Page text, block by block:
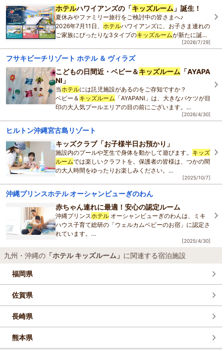
ホテルハワイアンズの「キッズルーム 」誕生！
夏休みやファミリー旅行をご検討中の皆さまへ♪
2026年7月11日、 ホテルハワイアンズに、お子さま連れの
ご家族にぴったりな3タイプのキッズルームが新たに誕生
ハワイをテーマにした遊び心あふれる空間
[2026/7/29]
フサキビーチリゾート ホテル ＆ ヴィラズ
こどもの日間近・ベビー＆キッズルーム 「AYAPA
NI」
当ホテルには託児施設があるのをご存知ですか？
ベビー＆ キッズルーム 「AYAPANI」は、大きなバケツが目
印の大人気プールエリアの目の前にございます。
最長
[2026/4/30]
ヒルトン沖縄宮古島リゾート
キッズクラブ「お子様半日お預かり」
施設内のプールや芝生で身体を動かして遊びます。 キッズ
ルームでは楽しいクラフトを。保護者の皆様は、つかの間
の大人時間をゆったりお楽しみください。
公式ホームページをご確認くださ
[2025/10/7]
沖縄プリンスホテル オーシャンビューぎのわん
赤ちゃん連れに最適！安心の認定ルーム
沖縄プリンス ホテル オーシャンビューぎのわんは、ミキ
ハウス子育て総研の「ウェルカムベビーのお宿」に認定さ
れています。
赤ちゃんや小さなお子さま連れのご家族が安心して滞在で
きるよう、さまざまな設備とサ
[2025/4/30]
九州・沖縄の 「ホテル キッズルーム」 に関連する宿泊施設
福岡県
佐賀県
長崎県
熊本県